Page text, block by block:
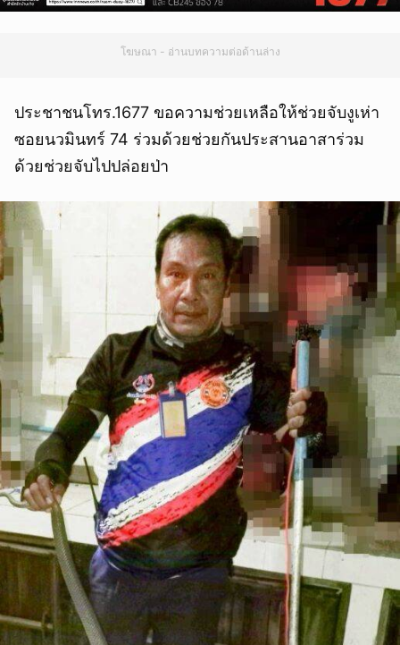
โฆษณา - อ่านบทความต่อด้านล่าง
ประชาชนโทร.1677 ขอความช่วยเหลือให้ช่วยจับงูเห่า
ซอยนวมินทร์ 74 ร่วมด้วยช่วยกันประสานอาสาร่วม
ด้วยช่วยจับไปปล่อยป่า